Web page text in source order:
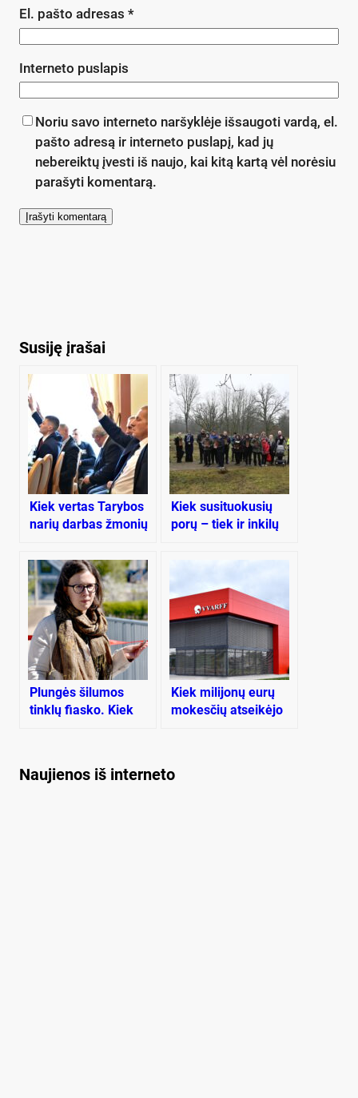
El. pašto adresas *
Interneto puslapis
Noriu savo interneto naršyklėje išsaugoti vardą, el.
pašto adresą ir interneto puslapį, kad jų
nebereiktų įvesti iš naujo, kai kitą kartą vėl norėsiu
parašyti komentarą.
Susiję įrašai
Kiek vertas Tarybos
narių darbas žmonių
Kiek susituokusių
porų – tiek ir inkilų
Plun­gės ši­lu­mos
tink­lų fias­ko. Kiek
Kiek mi­li­jo­nų eu­rų
mo­kes­čių at­sei­kė­jo
Naujienos iš interneto